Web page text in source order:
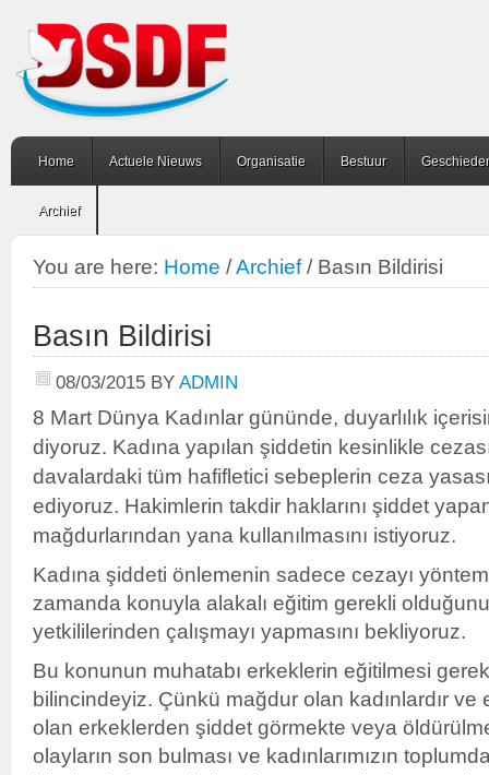
Home Actuele Nieuws Organisatie Bestuur
Archief
You are here: Home /Archief /Basın Bildirisi
Basın Bildirisi
08/03/2015 BY ADMIN
8 Mart Dünya Kadınlar gününde, duyarlılık
diyoruz. Kadına yapılan şiddetin kesinlikle
davalardaki tüm hafifletici sebeplerin ceza
ediyoruz. Hakimlerin takdir haklarını şiddet
mağdurlarından yana kullanılmasını istiyoruz.
Kadına şiddeti önlemenin sadece cezayı
zamanda konuyla alakalı eğitim gerekli
yetkililerinden çalışmayı yapmasını bekliyoruz.
Bu konunun muhatabı erkeklerin eğitilmesi
bilincindeyiz. Çünkü mağdur olan kadınlardır ve
olan erkeklerden şiddet görmekte veya
olayların son bulması ve kadınlarımızın